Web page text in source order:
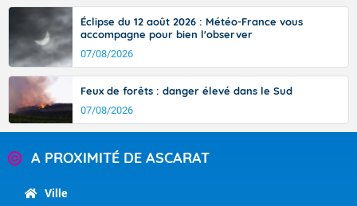
Éclipse du 12 août 2026 : Météo-France vous
accompagne pour bien l'observer
07/08/2026
Feux de forêts : danger élevé dans le Sud
07/08/2026
A PROXIMITÉ DE ASCARAT
Ville